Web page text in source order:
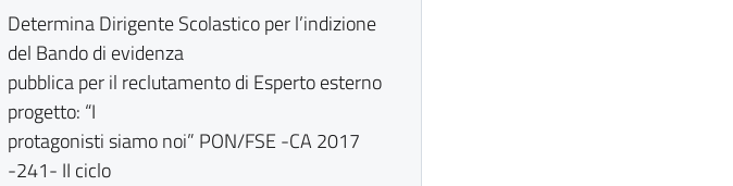
Determina Dirigente Scolastico per l’indizione
del Bando di evidenza
pubblica per il reclutamento di Esperto esterno
progetto: “I
protagonisti siamo noi” PON/FSE -CA 2017
-241- II ciclo